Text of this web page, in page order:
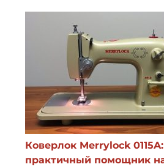
Коверлок Merrylock 0115A:
практичный помощник